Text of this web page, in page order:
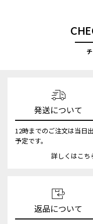
発送について
12時までのご注文は当日
予定です。
詳しくはこち
返品について